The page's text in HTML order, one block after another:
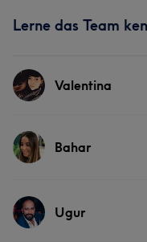
Lerne das Team
Valentina
Services
Kosmetische
Bahar
Services
Ugur